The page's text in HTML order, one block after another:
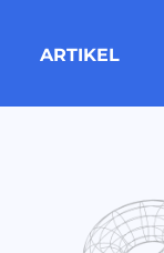
ARTIKEL